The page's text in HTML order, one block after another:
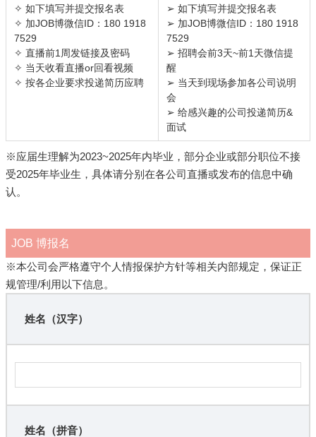
✧ 如下填写并提交报名表
✧ 加JOB博微信ID：180 1918
7529
✧ 直播前1周发链接及密码
✧ 当天收看直播or回看视频
✧ 按各企业要求投递简历应聘
➢ 如下填写并提交报名表
➢ 加JOB博微信ID：180 1918
7529
➢ 招聘会前3天~前1天微信提
醒
➢ 当天到现场参加各公司说明
会
➢ 给感兴趣的公司投递简历&
面试
※应届生理解为2023~2025年内毕业，部分企业或部分职位不接
受2025年毕业生，具体请分别在各公司直播或发布的信息中确
认。
JOB 博报名
※本公司会严格遵守个人情报保护方针等相关内部规定，保证正
规管理/利用以下信息。
姓名（汉字）
姓名（拼音）